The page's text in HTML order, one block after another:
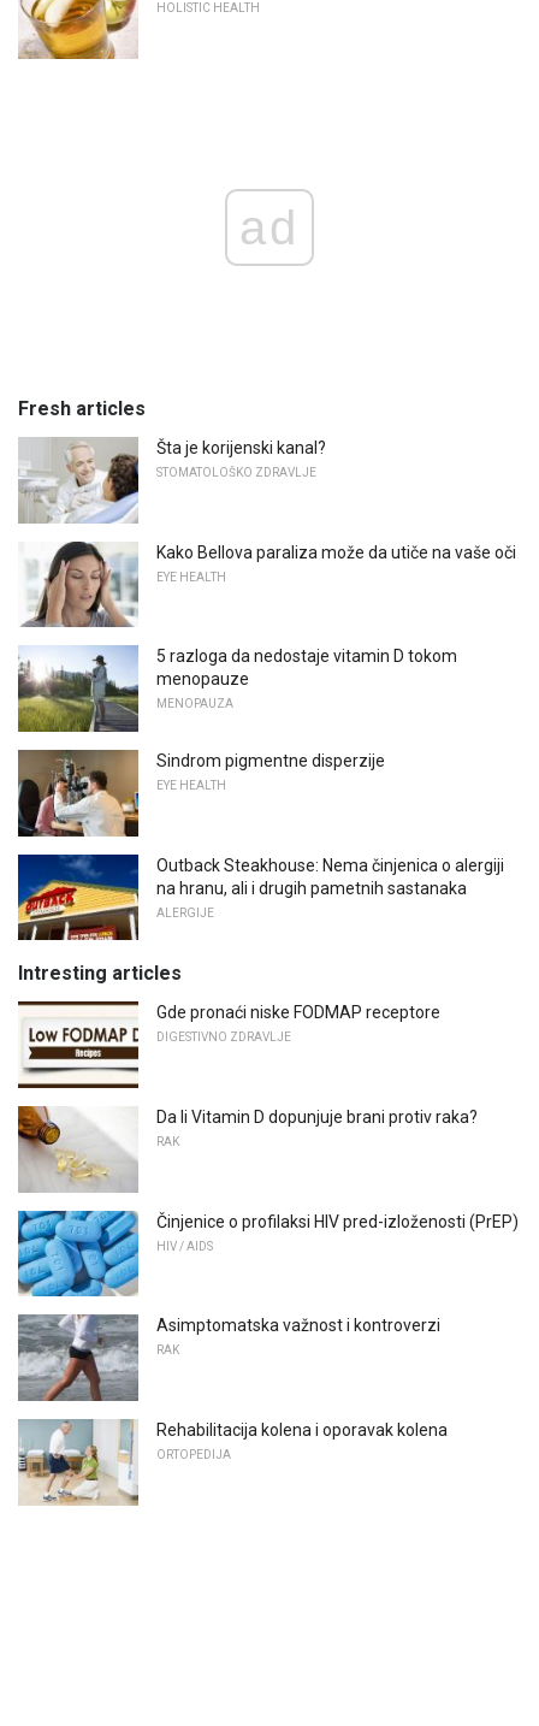
HOLISTIC HEALTH
ad
Fresh articles
Šta je korijenski kanal?
STOMATOLOŠKO ZDRAVLJE
Kako Bellova paraliza može da utiče na vaše oči
EYE HEALTH
5 razloga da nedostaje vitamin D tokom
menopauze
MENOPAUZA
Sindrom pigmentne disperzije
EYE HEALTH
Outback Steakhouse: Nema činjenica o alergiji
na hranu, ali i drugih pametnih sastanaka
ALERGIJE
Intresting articles
Gde pronaći niske FODMAP receptore
DIGESTIVNO ZDRAVLJE
Da li Vitamin D dopunjuje brani protiv raka?
RAK
Činjenice o profilaksi HIV pred-izloženosti (PrEP)
HIV / AIDS
Asimptomatska važnost i kontroverzi
RAK
Rehabilitacija kolena i oporavak kolena
ORTOPEDIJA